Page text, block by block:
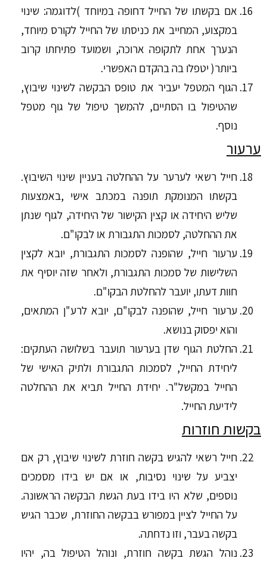
אם בקשתו של החייל דחופה במיוחד )לדוגמה: שינוי
במקצוע, המחייב את כניסתו של החייל לקורס מיוחד,
הנערך אחת לתקופה ארוכה, ושמועד פתיחתו קרוב
ביותר( יטפלו בה בהקדם האפשרי.
הגוף המטפל יעביר את טופס הבקשה לשינוי שיבוץ,
שהטיפול בו הסתיים, להמשך טיפול של גוף מטפל
נוסף.
ערעור
חייל רשאי לערער על ההחלטה בעניין שינוי השיבוץ.
בקשתו המנומקת תופנה במכתב אישי ,באמצעות
שליש היחידה או קצין הקישור של היחידה, לגוף שנתן
את ההחלטה, לסמכות התגבורת או לבקו"ם.
ערעור חייל, שהופנה לסמכות התגבורת, יובא לקצין
השלישות של סמכות התגבורת, ולאחר שזה יוסיף את
חוות דעתו, יועבר להחלטת הבקו"ם.
ערעור חייל, שהופנה לבקו"ם, יובא לרע"ן המתאים,
והוא יפסוק בנושא.
החלטת הגוף שדן בערעור תועבר בשלושה העתקים:
ליחידת החייל, לסמכות התגבורת ולתיק האישי של
החייל במקשל"ר. יחידת החייל תביא את ההחלטה
לידיעת החייל.
בקשות חוזרות
חייל רשאי להגיש בקשה חוזרת לשינוי שיבוץ, רק אם
יצביע על שינוי נסיבות, או אם יש בידו מסמכים
נוספים, שלא היו בידו בעת הגשת הבקשה הראשונה.
על החייל לציין במפורש בבקשה החוזרת, שכבר הגיש
בקשה בעבר, וזו נדחתה.
נוהל הגשת בקשה חוזרת, ונוהל הטיפול בה, יהיו